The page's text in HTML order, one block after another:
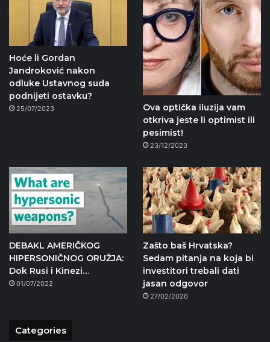
Hoće li Gordan
Jandroković nakon
odluke Ustavnog suda
podnijeti ostavku?
25/07/2023
Ova optička iluzija vam
otkriva jeste li optimist ili
pesimist!
23/12/2023
DEBAKL AMERIČKOG
HIPERSONIČNOG ORUŽJA:
Dok Rusi i Kinezi…
01/07/2022
Zašto baš Hrvatska?
Sedam pitanja na koja bi
investitori trebali dati
jasan odgovor
27/02/2026
Categories